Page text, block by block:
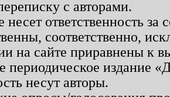
с авторами.
несет ответственность
соответственно,
на сайте приравнены к
периодическое издание
несут авторы.